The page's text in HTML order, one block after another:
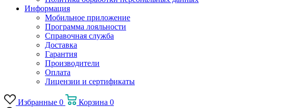
Информация
Мобильное приложение
Программа лояльности
Справочная служба
Доставка
Гарантия
Производители
Оплата
Лицензии и сертификаты
Избранные 0 Корзина 0